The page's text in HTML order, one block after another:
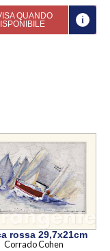
QUANDO
rossa 29,7x21cm
Corrado Cohen